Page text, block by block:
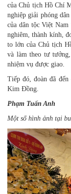
của Chủ tịch Hồ Chí
nghiệp giải phóng
của dân tộc Việt
nghiêm, thành kính,
to lớn của Chủ tịch
và làm theo tư
nhiệm vụ được giao.
Tiếp đó, đoàn đã
Kim Đồng.
Phạm Tuấn Anh
Một số hình ảnh tại